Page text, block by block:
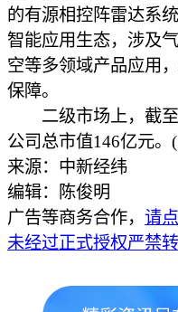
的有源相控阵雷达系
智能应用生态，涉及
空等多领域产品应用
保障。
二级市场上，截至8
公司总市值146亿元。
来源：中新经纬
编辑：陈俊明
广告等商务合作， 请
未经过正式授权严禁